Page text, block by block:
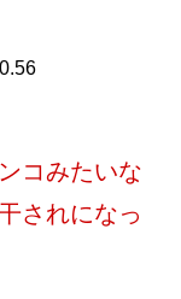
コみたいな
されになっ